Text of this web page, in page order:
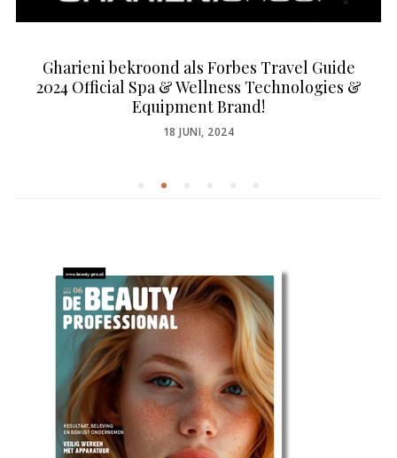
Gharieni bekroond als Forbes Travel Guide
2024 Official Spa & Wellness Technologies &
Equipment Brand!
POSTED
18 JUNI, 2024